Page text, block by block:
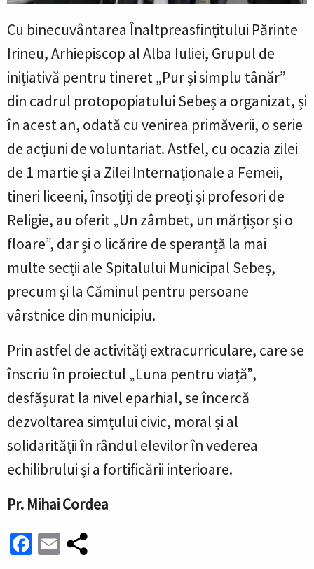
Cu binecuvântarea Înaltpreasfințitului Părinte
Irineu, Arhiepiscop al Alba Iuliei, Grupul de
inițiativă pentru tineret „Pur și simplu tânăr”
din cadrul protopopiatului Sebeș a organizat, și
în acest an, odată cu venirea primăverii, o serie
de acțiuni de voluntariat. Astfel, cu ocazia zilei
de 1 martie și a Zilei Internaționale a Femeii,
tineri liceeni, însoțiți de preoți și profesori de
Religie, au oferit „Un zâmbet, un mărțișor și o
floare”, dar și o licărire de speranță la mai
multe secții ale Spitalului Municipal Sebeș,
precum și la Căminul pentru persoane
vârstnice din municipiu.
Prin astfel de activități extracurriculare, care se
înscriu în proiectul „Luna pentru viațăˮ,
desfășurat la nivel eparhial, se încercă
dezvoltarea simțului civic, moral și al
solidarității în rândul elevilor în vederea
echilibrului și a fortificării interioare.
Pr. Mihai Cordea
Facebook
Email